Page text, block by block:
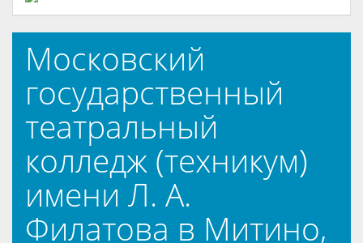
Московский
государственный
театральный
колледж (техникум)
имени Л. А.
Филатова в Митино,